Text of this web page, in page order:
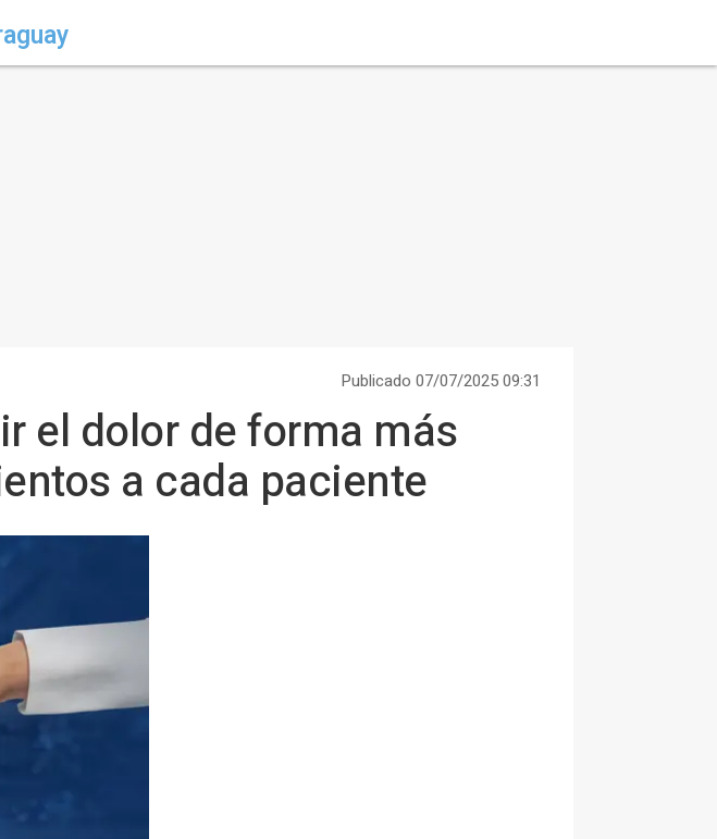
Publicado 07/07/2025 09:31
el dolor de forma más
a cada paciente